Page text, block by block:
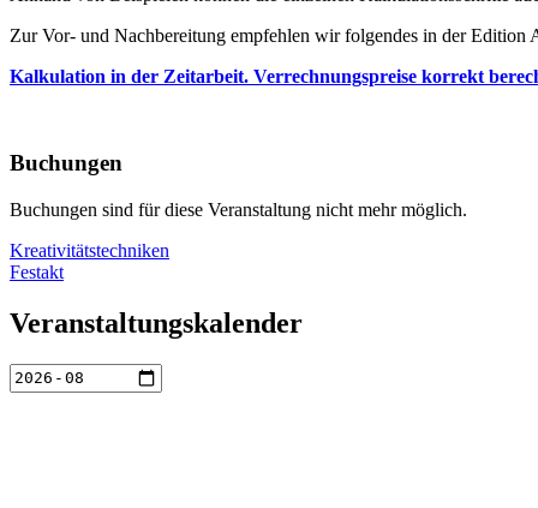
Zur Vor- und Nachbereitung empfehlen wir folgendes in der Edition
Kalkulation in der Zeitarbeit. Verrechnungspreise korrekt
Buchungen
Buchungen sind für diese Veranstaltung nicht mehr möglich.
Beitragsnavigation
Kreativitätstechniken
Festakt
Veranstaltungskalender